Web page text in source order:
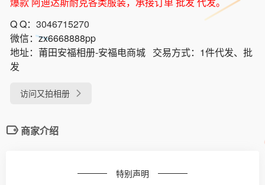
Q Q： 3046715270
微信：zx6668888pp
地址： 莆田安福相册-安福电商城 交易方式： 1件代发、批
发
访问又拍相册
商家介绍
特别声明